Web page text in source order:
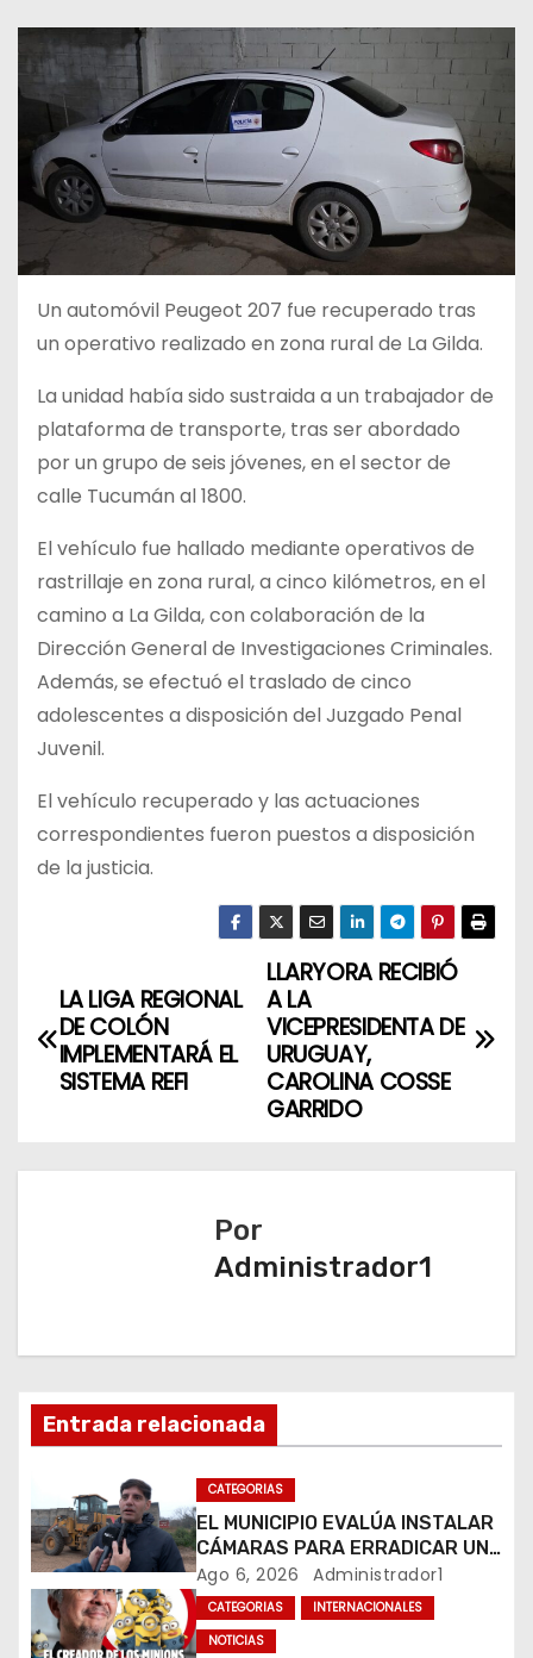
Un automóvil Peugeot 207 fue recuperado tras
un operativo realizado en zona rural de La Gilda.
La unidad había sido sustraida a un trabajador de
plataforma de transporte, tras ser abordado
por un grupo de seis jóvenes, en el sector de
calle Tucumán al 1800.
El vehículo fue hallado mediante operativos de
rastrillaje en zona rural, a cinco kilómetros, en el
camino a La Gilda, con colaboración de la
Dirección General de Investigaciones Criminales.
Además, se efectuó el traslado de cinco
adolescentes a disposición del Juzgado Penal
Juvenil.
El vehículo recuperado y las actuaciones
correspondientes fueron puestos a disposición
de la justicia.
N
a
g
n
e
e
n
LLARYORA RECIBIÓ
A LA
VICEPRESIDENTA DE
URUGUAY,
CAROLINA COSSE
GARRIDO
LA LIGA REGIONAL
DE COLÓN
IMPLEMENTARÁ EL
SISTEMA REFI
Por
Administrador1
Entrada relacionada
CATEGORIAS
EL MUNICIPIO EVALÚA INSTALAR
CÁMARAS PARA ERRADICAR UN
MICROBASURAL AL FINAL DE
CALLE CARDARELLI
Ago 6, 2026 Administrador1
CATEGORIAS
INTERNACIONALES
NOTICIAS